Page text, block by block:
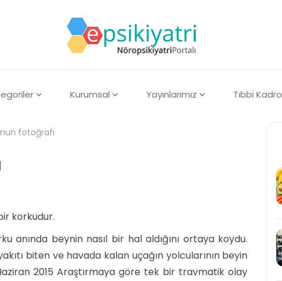
Kurumsal Yayınlarımız Tıbbi Kadro
fotoğrafı
korkudur.
beynin nasıl bir hal aldığını ortaya koydu.
biten ve havada kalan uçağın yolcularının beyin
2015 Araştırmaya göre tek bir travmatik olay